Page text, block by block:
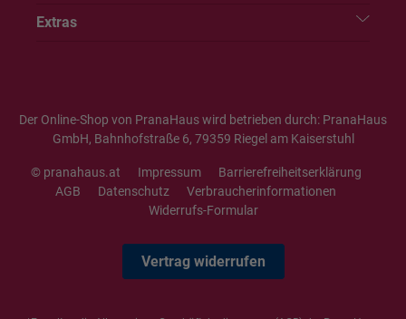
Extras
Der Online-Shop von PranaHaus wird betrieben durch: PranaHaus
GmbH, Bahnhofstraße 6, 79359 Riegel am Kaiserstuhl
© pranahaus.at Impressum
Barrierefreiheitserklärung
AGB
Datenschutz
Verbraucherinformationen
Widerrufs-Formular
Vertrag widerrufen